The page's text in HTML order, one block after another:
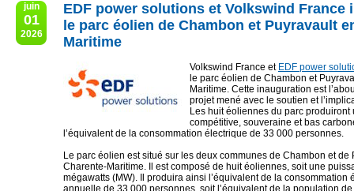
juin
01
2026
EDF power solutions et Volkswind France
le parc éolien de Chambon et Puyravault
Maritime
Volkswind France et EDF power
le parc éolien de Chambon et
Maritime. Cette inauguration est
projet mené avec le soutien et
Les huit éoliennes du parc produiront
compétitive, souveraine et bas
l’équivalent de la consommation électrique de 33 000 personnes.
Le parc éolien est situé sur les deux communes de Chambon et de
Charente-Maritime. Il est composé de huit éoliennes, soit une
mégawatts (MW). Il produira ainsi l’équivalent de la consommation
annuelle de 33 000 personnes, soit l’équivalent de la population